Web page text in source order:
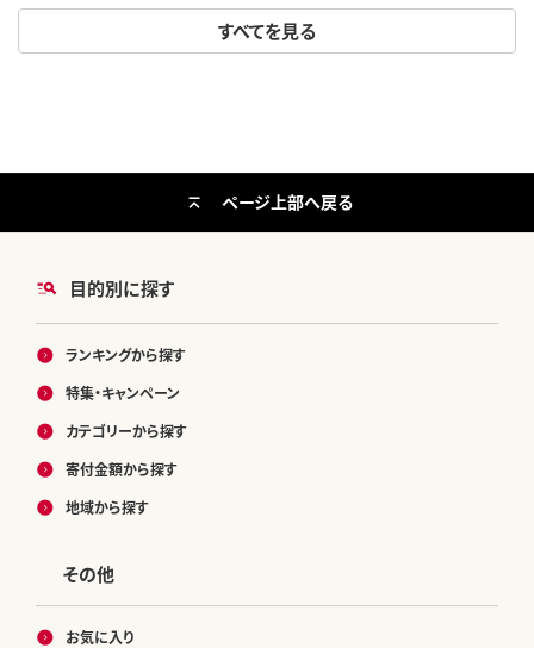
すべてを見る
ベキュー BBQ 宮城県 利府町 船
田食品]
目的別に探す
ランキングから探す
特集・キャンペーン
カテゴリーから探す
寄付金額から探す
地域から探す
その他
お気に入り
ページ上部へ戻る